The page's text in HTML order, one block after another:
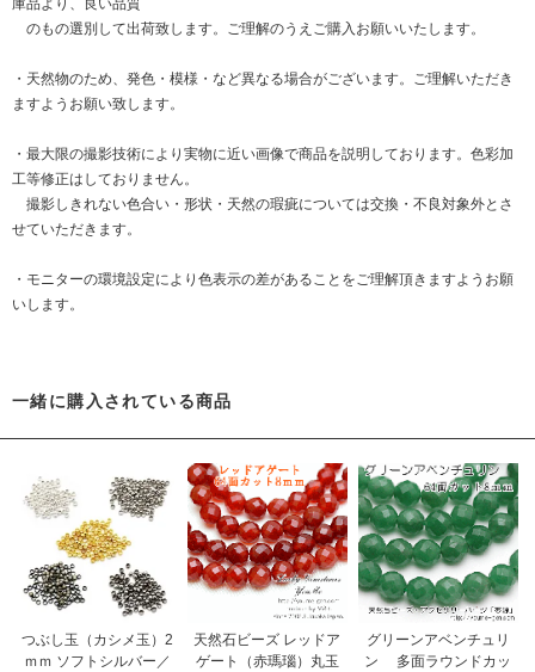
のもの選別して出荷致します。ご理解のうえご購入お願いいたします。
・天然物のため、発色・模様・など異なる場合がございます。ご理解いただき
ますようお願い致します。
・最大限の撮影技術により実物に近い画像で商品を説明しております。色彩加
工等修正はしておりません。
撮影しきれない色合い・形状・天然の瑕疵については交換・不良対象外とさ
せていただきます。
・モニターの環境設定により色表示の差があることをご理解頂きますようお願
いします。
一緒に購入されている商品
つぶし玉（カシメ玉）2
ｍｍ ソフトシルバー／
天然石ビーズ レッドア
ゲート（赤瑪瑙）丸玉
グリーンアベンチュリ
ン 多面ラウンドカッ